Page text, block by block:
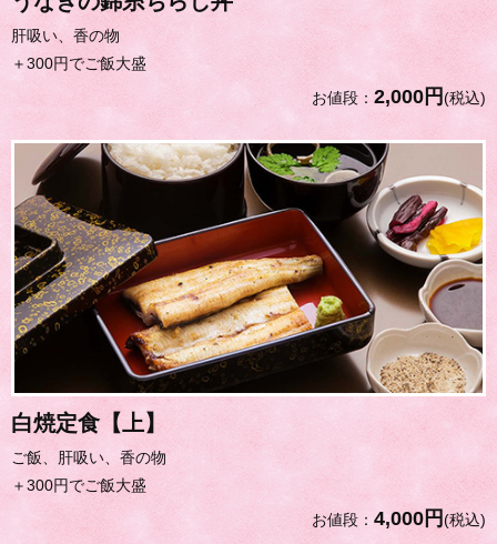
肝吸い、香の物
＋300円でご飯大盛
お値段： 2,000円(税込)
白焼定食【上】
ご飯、肝吸い、香の物
＋300円でご飯大盛
お値段： 4,000円(税込)